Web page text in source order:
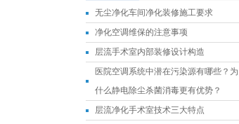
无尘净化车间净化装修施工要求
净化空调维保的注意事项
层流手术室内部装修设计构造
医院空调系统中潜在污染源有哪些？为
什么静电除尘杀菌消毒更有优势？
层流净化手术室技术三大特点